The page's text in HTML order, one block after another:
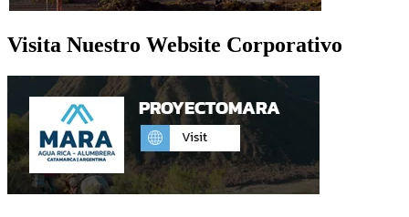
Visita Nuestro Website Corporativo